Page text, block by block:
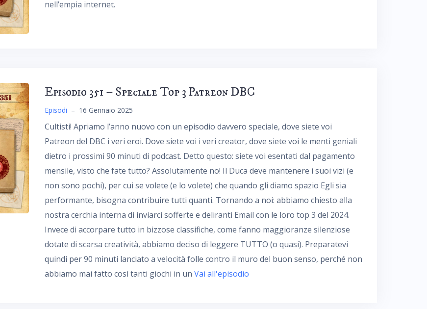
nell’empia internet.
Episodio 351 – Speciale Top 3 Patreon DBC
Episodi – 16 Gennaio 2025
Cultisti! Apriamo l’anno nuovo con un episodio davvero speciale, dove siete voi
Patreon del DBC i veri eroi. Dove siete voi i veri creator, dove siete voi le menti geniali
dietro i prossimi 90 minuti di podcast. Detto questo: siete voi esentati dal pagamento
mensile, visto che fate tutto? Assolutamente no! Il Duca deve mantenere i suoi vizi (e
non sono pochi), per cui se volete (e lo volete) che quando gli diamo spazio Egli sia
performante, bisogna contribuire tutti quanti. Tornando a noi: abbiamo chiesto alla
nostra cerchia interna di inviarci sofferte e deliranti Email con le loro top 3 del 2024.
Invece di accorpare tutto in bizzose classifiche, come fanno maggioranze silenziose
dotate di scarsa creatività, abbiamo deciso di leggere TUTTO (o quasi). Preparatevi
quindi per 90 minuti lanciato a velocità folle contro il muro del buon senso, perché non
abbiamo mai fatto così tanti giochi in un Vai all'episodio